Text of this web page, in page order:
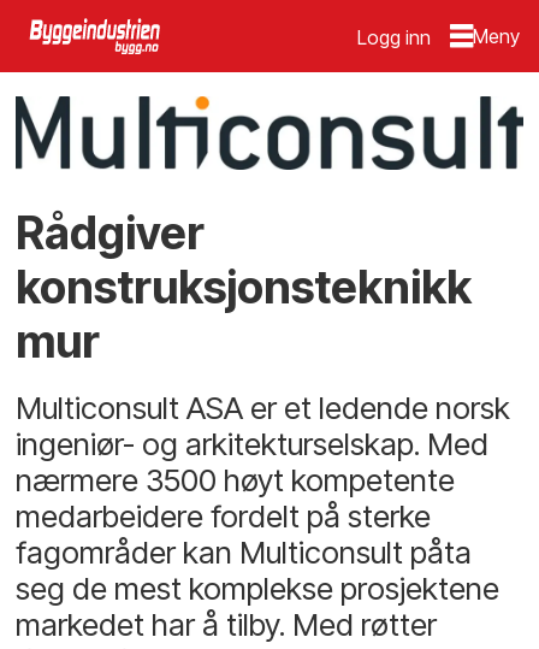
Logg inn
Rådgiver
konstruksjonsteknikk
mur
Multiconsult ASA er et ledende norsk
ingeniør- og arkitekturselskap. Med
nærmere 3500 høyt kompetente
medarbeidere fordelt på sterke
fagområder kan Multiconsult påta
seg de mest komplekse prosjektene
markedet har å tilby. Med røtter